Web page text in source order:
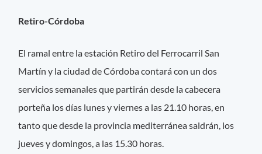
Retiro-Córdoba
El ramal entre la estación Retiro del Ferrocarril San
Martín y la ciudad de Córdoba contará con un dos
servicios semanales que partirán desde la cabecera
porteña los días lunes y viernes a las 21.10 horas, en
tanto que desde la provincia mediterránea saldrán, los
jueves y domingos, a las 15.30 horas.